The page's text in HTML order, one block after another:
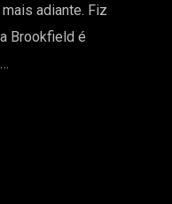
adiante. Fiz
Brookfield é